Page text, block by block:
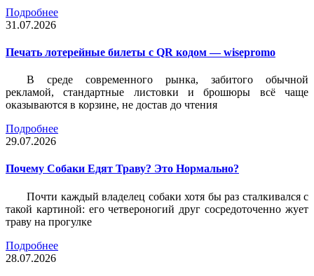
Подробнее
31.07.2026
Печать лотерейные билеты c QR кодом — wisepromo
В среде современного рынка, забитого обычной
рекламой, стандартные листовки и брошюры всё чаще
оказываются в корзине, не достав до чтения
Подробнее
29.07.2026
Почему Собаки Едят Траву? Это Нормально?
Почти каждый владелец собаки хотя бы раз сталкивался с
такой картиной: его четвероногий друг сосредоточенно жует
траву на прогулке
Подробнее
28.07.2026